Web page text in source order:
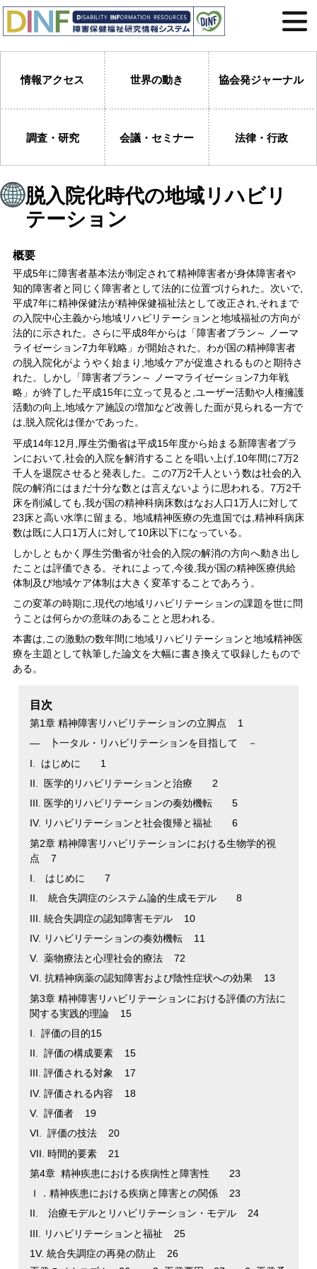
情報アクセス 世界の動き 協会発ジャーナル
調査・研究 会議・セミナー 法律・行政
脱入院化時代の地域リハビリ
テーション
概要
平成5年に障害者基本法が制定されて精神障害者が身体障害者や
知的障害者と同じく障害者として法的に位置づけられた。次いで,
平成7年に精神保健法が精神保健福祉法として改正され,それまで
の入院中心主義から地域リハビリテーションと地域福祉の方向が
法的に示された。さらに平成8年からは「障害者プラン～ ノーマ
ライゼーション7力年戦略」が開始された。わが国の精神障害者
の脱入院化がようやく始まり,地域ケアが促進されるものと期待さ
れた。しかし「障害者プラン～ ノーマライゼーション7力年戦
略」が終了した平成15年に立って見ると,ユーザー活動や人権擁護
活動の向上,地域ケア施設の増加など改善した面が見られる一方で
は,脱入院化は僅かであった。
平成14年12月,厚生労働省は平成15年度から始まる新障害者プラ
ンにおいて,社会的入院を解消することを唱い上げ,10年間に7万2
千人を退院させると発表した。この7万2千人という数は社会的入
院の解消にはまだ十分な数とは言えないように思われる。7万2千
床を削減しても,我が国の精神科病床数はなお人口1万人に対して
23床と高い水準に留まる。地域精神医療の先進国では,精神科病床
数は既に人口1万人に対して10床以下になっている。
しかしともかく厚生労働省が社会的入院の解消の方向へ動き出し
たことは評価できる。それによって,今後,我が国の精神医療供給
体制及び地域ケア体制は大きく変革することであろう。
この変革の時期に,現代の地域リハビリテーションの課題を世に問
うことは何らかの意味のあることと思われる。
本書は,この激動の数年間に地域リハビリテーションと地域精神医
療を主題として執筆した論文を大幅に書き換えて収録したもので
ある。
目次
第1章 精神障害リハビリテーションの立脚点 1
― 卜一タル・リハビリテーションを目指して －
I. はじめに 1
II. 医学的リハビリテーションと治療 2
III. 医学的リハビリテーションの奏効機転 5
IV. リハビリテーションと社会復帰と福祉 6
第2章 精神障害リハビリテーションにおける生物学的視
点 7
I. はじめに 7
II. 統合失調症のシステム論的生成モデル 8
III. 統合失調症の認知障害モデル 10
IV. リハビリテーションの奏効機転 11
V. 薬物療法と心理社会的療法 72
VI. 抗精神病薬の認知障害および陰性症状への効果 13
第3章 精神障害リハビリテーションにおける評価の方法に
関する実践的理論 15
I. 評価の目的15
II. 評価の構成要素 15
III. 評価される対象 17
IV. 評価される内容 18
V. 評価者 19
VI. 評価の技法 20
VII. 時間的要素 21
第4章 精神疾患における疾病性と障害性 23
Ｉ．精神疾患における疾病と障害との関係 23
II. 治療モデルとリハビリテーション・モデル 24
III. リハビリテーションと福祉 25
1V. 統合失調症の再発の防止 26